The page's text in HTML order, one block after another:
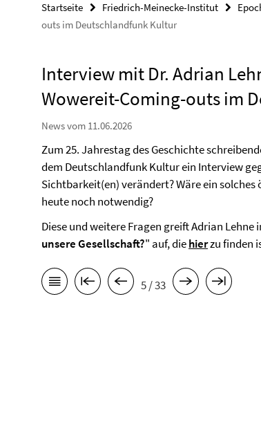
Startseite Friedrich-Meinecke-Institut
outs im Deutschlandfunk Kultur
Interview mit Dr. Adrian
Wowereit-Coming-outs im
News vom 11.06.2026
Zum 25. Jahrestag des Geschichte
dem Deutschlandfunk Kultur ein Interview
Sichtbarkeit(en) verändert? Wäre ein
heute noch notwendig?
Diese und weitere Fragen greift Adrian Lehne
unsere Gesellschaft?" auf, diehierzu finden
5 / 33